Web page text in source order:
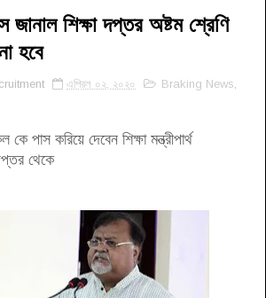
জানাল শিক্ষা দপ্তর অষ্টম শ্রেণি
হবে
এপ্রিল ০২, ২০২০ Braking News
পাস করিয়ে দেবেন শিক্ষা মন্ত্রীপার্থ
দপ্তর থেকে